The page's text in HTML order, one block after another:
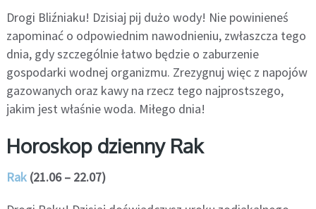
Drogi Bliźniaku! Dzisiaj pij dużo wody! Nie powinieneś
zapominać o odpowiednim nawodnieniu, zwłaszcza tego
dnia, gdy szczególnie łatwo będzie o zaburzenie
gospodarki wodnej organizmu. Zrezygnuj więc z napojów
gazowanych oraz kawy na rzecz tego najprostszego,
jakim jest właśnie woda. Miłego dnia!
Horoskop dzienny Rak
Rak(21.06 – 22.07)